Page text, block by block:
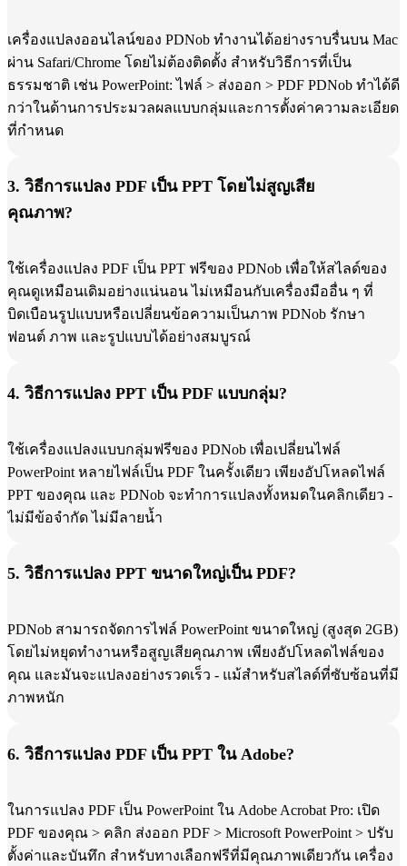
เครื่องแปลงออนไลน์ของ PDNob ทำงานได้อย่างราบรื่นบน Mac
ผ่าน Safari/Chrome โดยไม่ต้องติดตั้ง สำหรับวิธีการที่เป็น
ธรรมชาติ เช่น PowerPoint: ไฟล์ > ส่งออก > PDF PDNob ทำได้ดี
กว่าในด้านการประมวลผลแบบกลุ่มและการตั้งค่าความละเอียด
ที่กำหนด
3. วิธีการแปลง PDF เป็น PPT โดยไม่สูญเสีย
คุณภาพ?
ใช้เครื่องแปลง PDF เป็น PPT ฟรีของ PDNob เพื่อให้สไลด์ของ
คุณดูเหมือนเดิมอย่างแน่นอน ไม่เหมือนกับเครื่องมืออื่น ๆ ที่
บิดเบือนรูปแบบหรือเปลี่ยนข้อความเป็นภาพ PDNob รักษา
ฟอนต์ ภาพ และรูปแบบได้อย่างสมบูรณ์
4. วิธีการแปลง PPT เป็น PDF แบบกลุ่ม?
ใช้เครื่องแปลงแบบกลุ่มฟรีของ PDNob เพื่อเปลี่ยนไฟล์
PowerPoint หลายไฟล์เป็น PDF ในครั้งเดียว เพียงอัปโหลดไฟล์
PPT ของคุณ และ PDNob จะทำการแปลงทั้งหมดในคลิกเดียว -
ไม่มีข้อจำกัด ไม่มีลายน้ำ
5. วิธีการแปลง PPT ขนาดใหญ่เป็น PDF?
PDNob สามารถจัดการไฟล์ PowerPoint ขนาดใหญ่ (สูงสุด 2GB)
โดยไม่หยุดทำงานหรือสูญเสียคุณภาพ เพียงอัปโหลดไฟล์ของ
คุณ และมันจะแปลงอย่างรวดเร็ว - แม้สำหรับสไลด์ที่ซับซ้อนที่มี
ภาพหนัก
6. วิธีการแปลง PDF เป็น PPT ใน Adobe?
ในการแปลง PDF เป็น PowerPoint ใน Adobe Acrobat Pro: เปิด
PDF ของคุณ > คลิก ส่งออก PDF > Microsoft PowerPoint > ปรับ
ตั้งค่าและบันทึก สำหรับทางเลือกฟรีที่มีคุณภาพเดียวกัน เครื่อง